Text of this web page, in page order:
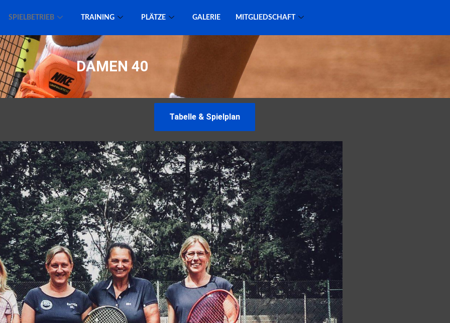
SPIELBETRIEB TRAINING PLÄTZE GALERIE MITGLIEDSCHAFT
DAMEN 40
Tabelle & Spielplan